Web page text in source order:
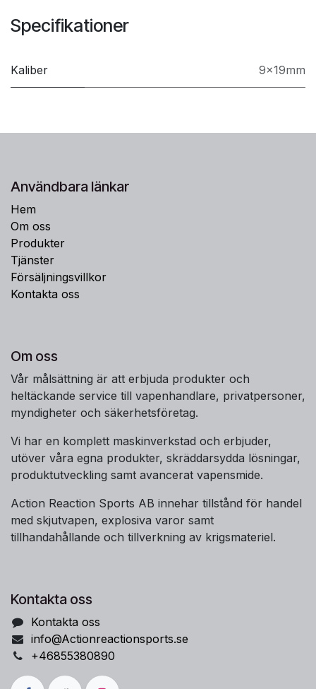
Specifikationer
Kaliber 9x19mm
Användbara länkar
Hem
Om oss
Produkter
Tjänster
Försäljningsvillkor
Kontakta oss
Om oss
Vår målsättning är att erbjuda produkter och
heltäckande service till vapenhandlare, privatpersoner,
myndigheter och säkerhetsföretag.
Vi har en komplett maskinverkstad och erbjuder,
utöver våra egna produkter, skräddarsydda lösningar,
produktutveckling samt avancerat vapensmide.
Action Reaction Sports AB innehar tillstånd för handel
med skjutvapen, explosiva varor samt
tillhandahållande och tillverkning av krigsmateriel.
Kontakta oss
Kontakta oss
info@Actionreactionsports.se
+46855380890